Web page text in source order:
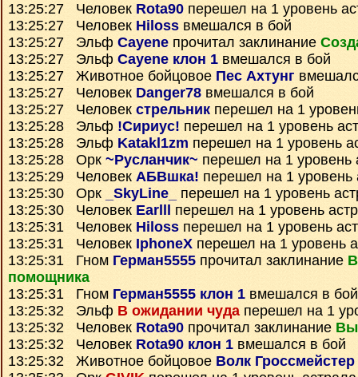
13:25:27 Человек Rota90 перешел на 1 уровень
13:25:27 Человек Hiloss вмешался в бой
13:25:27 Эльф Cayene прочитал заклинание
13:25:27 Эльф Cayene клон 1 вмешался в бой
13:25:27 Животное бойцовое Пес Ахтунг
13:25:27 Человек Danger78 вмешался в бой
13:25:27 Человек стрельник перешел на 1
13:25:28 Эльф !Сириус! перешел на 1 уровень
13:25:28 Эльф Katakl1zm перешел на 1 уровень
13:25:28 Орк ~Русланчик~ перешел на 1 уровень
13:25:29 Человек АБВшка! перешел на 1 уровень
13:25:30 Орк
_SkyLine_
перешел на 1 уровень
13:25:30 Человек Earlll
перешел на 1 уровень
13:25:31 Человек Hiloss перешел на 1 уровень
13:25:31 Человек IphoneX перешел на 1 уровень
13:25:31 Гном Герман5555 прочитал заклинание
помощника
13:25:31 Гном Герман5555 клон 1 вмешался в бой
13:25:32 Эльф В ожидании чуда перешел на 1
13:25:32 Человек Rota90 прочитал заклинание
13:25:32 Человек Rota90 клон 1 вмешался в бой
13:25:32 Животное бойцовое Волк Гроссмейстер